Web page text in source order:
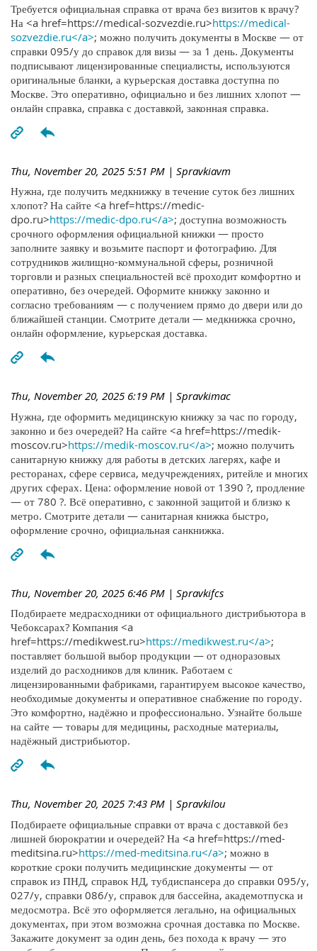
Требуется официальная справка от врача без визитов к врачу?
На <a href=https://medical-sozvezdie.ru>https://medical-
sozvezdie.ru</a>; можно получить документы в Москве — от
справки 095/у до справок для визы — за 1 день. Документы
подписывают лицензированные специалисты, используются
оригинальные бланки, а курьерская доставка доступна по
Москве. Это оперативно, официально и без лишних хлопот —
онлайн справка, справка с доставкой, законная справка.
Thu, November 20, 2025 5:51 PM | Spravkiavm
Нужна, где получить медкнижку в течение суток без лишних
хлопот? На сайте <a href=https://medic-
dpo.ru>https://medic-dpo.ru</a>; доступна возможность
срочного оформления официальной книжки — просто
заполните заявку и возьмите паспорт и фотографию. Для
сотрудников жилищно-коммунальной сферы, розничной
торговли и разных специальностей всё проходит комфортно и
оперативно, без очередей. Оформите книжку законно и
согласно требованиям — с получением прямо до двери или до
ближайшей станции. Смотрите детали — медкнижка срочно,
онлайн оформление, курьерская доставка.
Thu, November 20, 2025 6:19 PM | Spravkimac
Нужна, где оформить медицинскую книжку за час по городу,
законно и без очередей? На сайте <a href=https://medik-
moscov.ru>https://medik-moscov.ru</a>; можно получить
санитарную книжку для работы в детских лагерях, кафе и
ресторанах, сфере сервиса, медучреждениях, ритейле и многих
других сферах. Цена: оформление новой от 1390 ?, продление
— от 780 ?. Всё оперативно, с законной защитой и близко к
метро. Смотрите детали — санитарная книжка быстро,
оформление срочно, официальная санкнижка.
Thu, November 20, 2025 6:46 PM | Spravkifcs
Подбираете медрасходники от официального дистрибьютора в
Чебоксарах? Компания <a
href=https://medikwest.ru>https://medikwest.ru</a>;
поставляет большой выбор продукции — от одноразовых
изделий до расходников для клиник. Работаем с
лицензированными фабриками, гарантируем высокое качество,
необходимые документы и оперативное снабжение по городу.
Это комфортно, надёжно и профессионально. Узнайте больше
на сайте — товары для медицины, расходные материалы,
надёжный дистрибьютор.
Thu, November 20, 2025 7:43 PM | Spravkilou
Подбираете официальные справки от врача с доставкой без
лишней бюрократии и очередей? На <a href=https://med-
meditsina.ru>https://med-meditsina.ru</a>; можно в
короткие сроки получить медицинские документы — от
справок из ПНД, справок НД, тубдиспансера до справки 095/у,
027/у, справки 086/у, справок для бассейна, академотпуска и
медосмотра. Всё это оформляется легально, на официальных
документах, при этом возможна срочная доставка по Москве.
Закажите документ за один день, без похода к врачу — это